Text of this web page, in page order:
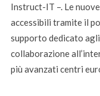
Instruct-IT –. Le
accessibili tramite il
supporto dedicato
collaborazione
più avanzati centri